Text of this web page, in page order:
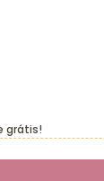
grátis!